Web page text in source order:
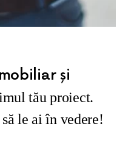
și
tău proiect.
le ai în vedere!